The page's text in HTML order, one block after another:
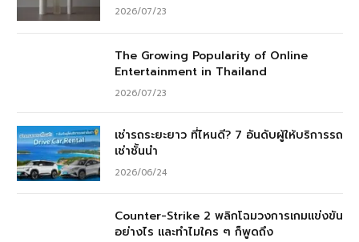
2026/07/23
The Growing Popularity of Online
Entertainment in Thailand
2026/07/23
เช่ารถระยะยาว ที่ไหนดี? 7 อันดับผู้ให้บริการรถ
เช่าชั้นนำ
2026/06/24
Counter-Strike 2 พลิกโฉมวงการเกมแข่งขัน
อย่างไร และทำไมใคร ๆ ก็พูดถึง